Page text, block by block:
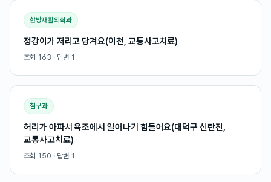
한방재활의학과
정강이가 저리고 당겨요(이천, 교통사고치료)
조회 163 · 답변 1
침구과
허리가 아파서 욕조에서 일어나기 힘들어요(대덕구 신탄진,
교통사고치료)
조회 150 · 답변 1